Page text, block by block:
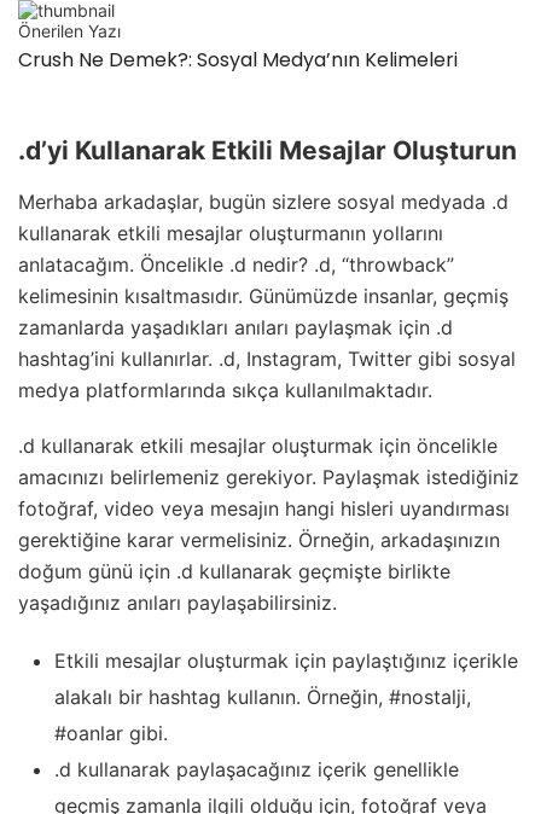
Önerilen Yazı
Crush Ne Demek?: Sosyal Medya’nın Kelimeleri
.d’yi Kullanarak Etkili Mesajlar Oluşturun
Merhaba arkadaşlar, bugün sizlere sosyal medyada .d
kullanarak etkili mesajlar oluşturmanın yollarını
anlatacağım. Öncelikle .d nedir? .d, “throwback”
kelimesinin kısaltmasıdır. Günümüzde insanlar, geçmiş
zamanlarda yaşadıkları anıları paylaşmak için .d
hashtag’ini kullanırlar. .d, Instagram, Twitter gibi sosyal
medya platformlarında sıkça kullanılmaktadır.
.d kullanarak etkili mesajlar oluşturmak için öncelikle
amacınızı belirlemeniz gerekiyor. Paylaşmak istediğiniz
fotoğraf, video veya mesajın hangi hisleri uyandırması
gerektiğine karar vermelisiniz. Örneğin, arkadaşınızın
doğum günü için .d kullanarak geçmişte birlikte
yaşadığınız anıları paylaşabilirsiniz.
Etkili mesajlar oluşturmak için paylaştığınız içerikle
alakalı bir hashtag kullanın. Örneğin, #nostalji,
#oanlar gibi.
.d kullanarak paylaşacağınız içerik genellikle
geçmiş zamanla ilgili olduğu için, fotoğraf veya